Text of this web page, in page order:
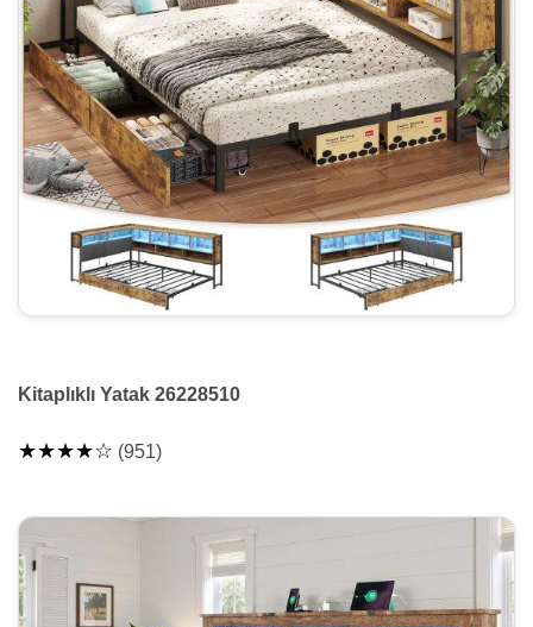
Kitaplıklı Yatak 26228510
★★★★☆ (951)